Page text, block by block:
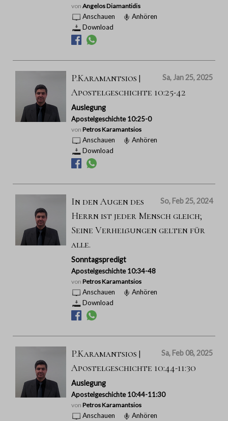
von Angelos Diamantidis
Anschauen
Anhören
Download
Sa, Jan 25, 2025
P.Karamantsios |
Apostelgeschichte 10:25-42
Auslegung
Apostelgeschichte 10:25-0
von Petros Karamantsios
Anschauen
Anhören
Download
So, Feb 25, 2024
In den Augen des
Herrn ist jeder Mensch gleich;
Seine Verheißungen gelten für
alle.
Sonntagspredigt
Apostelgeschichte 10:34-48
von Petros Karamantsios
Anschauen
Anhören
Download
Sa, Feb 08, 2025
P.Karamantsios |
Apostelgeschichte 10:44-11:30
Auslegung
Apostelgeschichte 10:44-11:30
von Petros Karamantsios
Anschauen
Anhören